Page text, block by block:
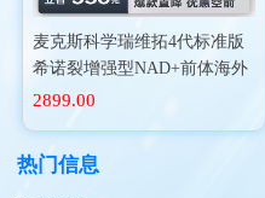
麦克斯科学瑞维拓4代标准版
希诺裂增强型NAD+前体海外
进口
2899.00
热门信息